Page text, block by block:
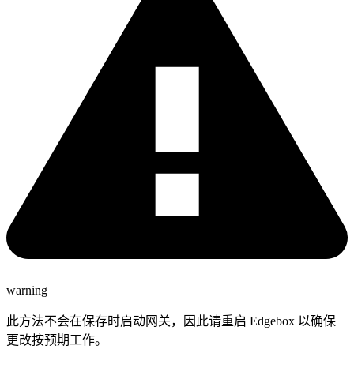
warning
此方法不会在保存时启动网关，因此请重启 Edgebox 以确保
更改按预期工作。